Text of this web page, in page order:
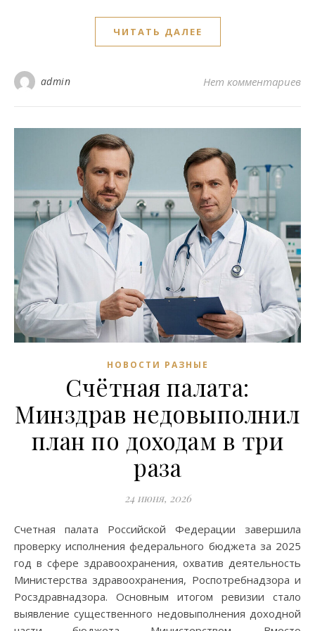
ЧИТАТЬ ДАЛЕЕ
admin Нет комментариев
НОВОСТИ РАЗНЫЕ
Счётная палата:
Минздрав недовыполнил
план по доходам в три
раза
24 июня, 2026
Счетная палата Российской Федерации завершила
проверку исполнения федерального бюджета за 2025
год в сфере здравоохранения, охватив деятельность
Министерства здравоохранения, Роспотребнадзора и
Росздравнадзора. Основным итогом ревизии стало
выявление существенного недовыполнения доходной